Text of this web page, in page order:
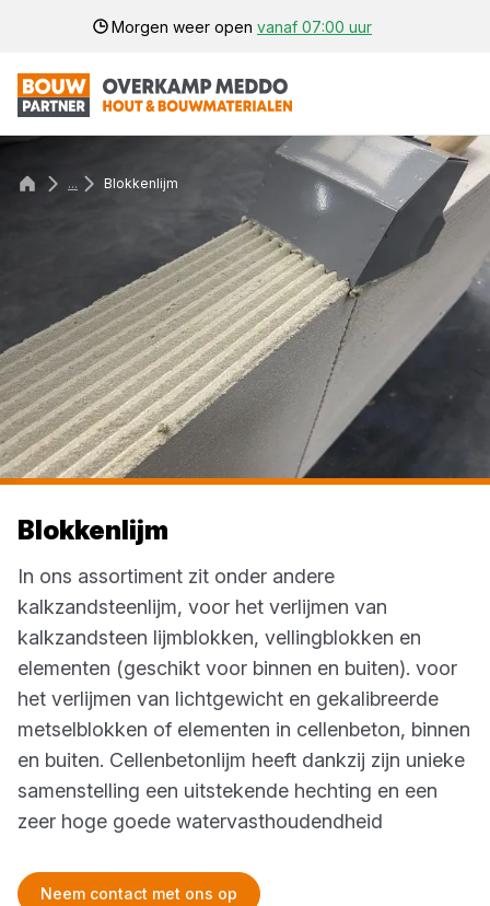
Morgen weer open vanaf 07:00 uur
... Blokkenlijm
Blokkenlijm
In ons assortiment zit onder andere
kalkzandsteenlijm, voor het verlijmen van
kalkzandsteen lijmblokken, vellingblokken en
elementen (geschikt voor binnen en buiten). voor
het verlijmen van lichtgewicht en gekalibreerde
metselblokken of elementen in cellenbeton, binnen
en buiten. Cellenbetonlijm heeft dankzij zijn unieke
samenstelling een uitstekende hechting en een
zeer hoge goede watervasthoudendheid
Neem contact met ons op